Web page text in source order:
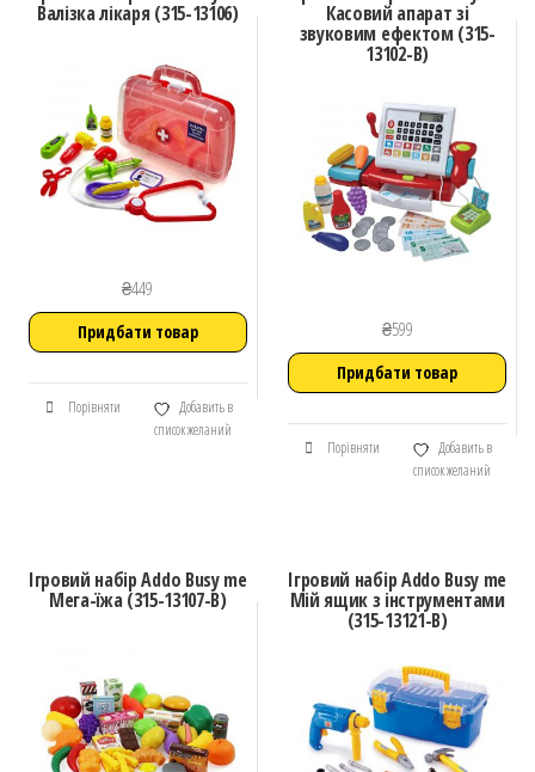
Валізка лікаря (315-13106)
₴449
Придбати товар
Порівняти
Добавить в
список желаний
Касовий апарат зі
звуковим ефектом (315-
13102-B)
₴599
Придбати товар
Порівняти
Добавить в
список желаний
Ігровий набір Addo Busy me
Мега-їжа (315-13107-B)
Ігровий набір Addo Busy me
Мій ящик з інструментами
(315-13121-B)